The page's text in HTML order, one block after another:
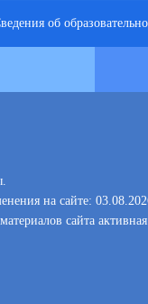
об
на сайте:
сайта